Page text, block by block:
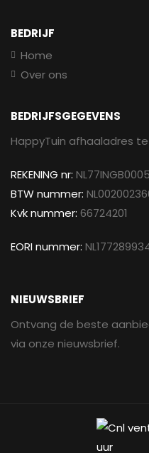
BEDRIJF
Home
Over ons
BEDRIJFSGEGEVENS
HappyTuin afhaaladres te
REKENING nr:
BTW nummer:
Kvk nummer: 66724201
EORI nummer:
NIEUWSBRIEF
Ontvang de beste
via onze nieuwsbrief.